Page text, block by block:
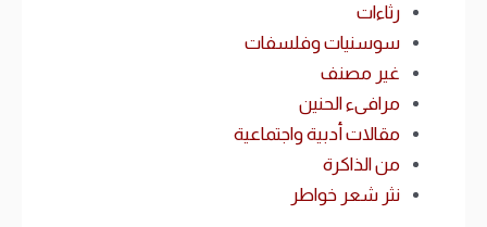
رثاءات
سوسنيات وفلسفات
غير مصنف
مرافىء الحنين
مقالات أدبية واجتماعية
من الذاكرة
نثر شعر خواطر